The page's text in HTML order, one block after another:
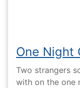
One Night
Two strangers
with on the one